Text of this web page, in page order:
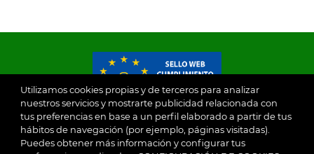
Utilizamos cookies propias y de terceros para analizar
nuestros servicios y mostrarte publicidad relacionada con
tus preferencias en base a un perfil elaborado a partir de tus
hábitos de navegación (por ejemplo, páginas visitadas).
Puedes obtener más información y configurar tus
© 2026